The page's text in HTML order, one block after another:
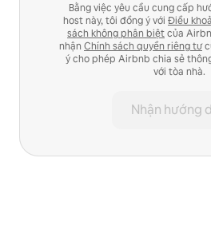
Bằng việc yêu cầu cung cấp
host này, tôi đồng ý với Điều
sách không phân biệtcủa
nhận Chính sách quyền riêng tư
ý cho phép Airbnb chia sẻ
với tòa nhà.
Nhận hướng